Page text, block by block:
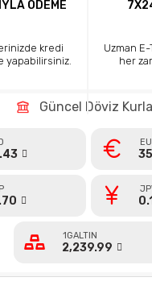
ÖDEME
kredi
yapabilirsiniz.
Uzman
her
Güncel Döviz
1GALTIN
2,239.99